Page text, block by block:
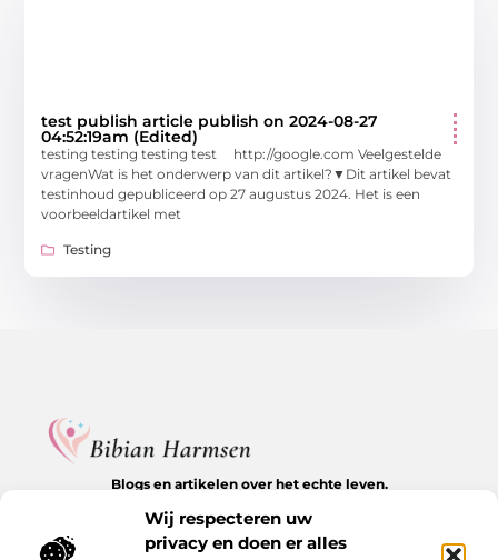
Wij respecteren uw
privacy en doen er alles
test publish article publish on 2024-08-27
04:52:19am (Edited)
testing testing testing test http://google.com Veelgestelde
vragenWat is het onderwerp van dit artikel?▼Dit artikel bevat
testinhoud gepubliceerd op 27 augustus 2024. Het is een
voorbeeldartikel met
Testing
Blogs en artikelen over het echte leven.
waardevolle inzichten op BibianHarmsen.nl.